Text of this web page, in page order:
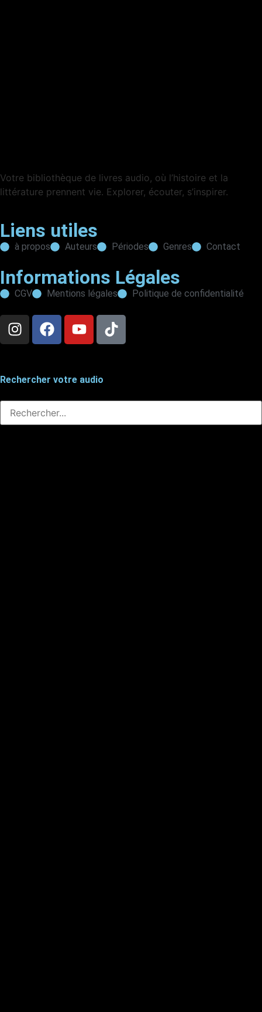
Votre bibliothèque de livres audio, où l’histoire et la
littérature prennent vie. Explorer, écouter, s’inspirer.
Liens utiles
à propos Auteurs Périodes Genres Contact
Informations Légales
CGV Mentions légales Politique de confidentialité
Rechercher votre audio